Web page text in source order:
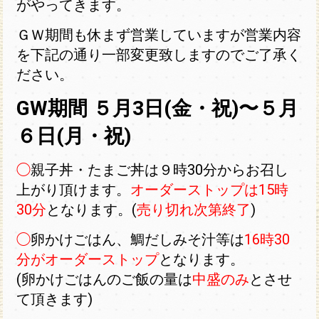
がやってきます。
ＧＷ期間も休まず営業していますが営業内容
を下記の通り一部変更致しますのでご了承く
ださい。
GW期間 ５月3日(金・祝)〜５月
６日(月・祝)
◯親子丼・たまご丼は９時30分からお召し
上がり頂けます。 オーダーストップは15時
30分となります。(売り切れ次第終了)
◯卵かけごはん、鯛だしみそ汁等は16時30
分がオーダーストップとなります。
(卵かけごはんのご飯の量は中盛のみとさせ
て頂きます)